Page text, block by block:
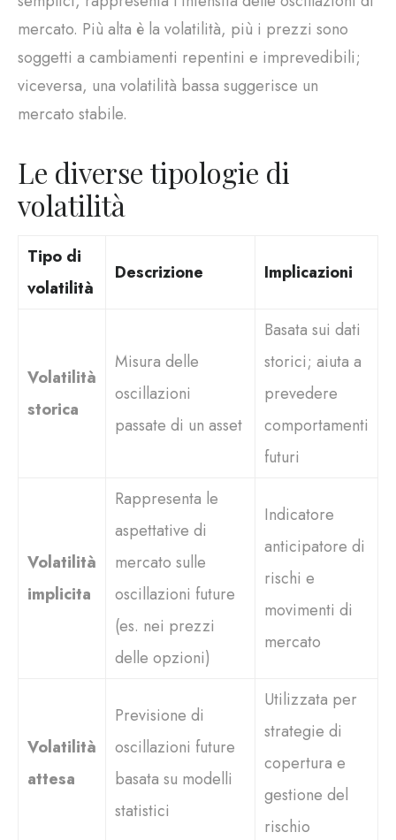
mercato. Più alta è la volatilità, più i prezzi sono
soggetti a cambiamenti repentini e imprevedibili;
viceversa, una volatilità bassa suggerisce un
mercato stabile.
Le diverse tipologie di
volatilità
Tipo di
volatilità
Descrizione Implicazioni
Volatilità
storica
Misura delle
oscillazioni
passate di un asset
Basata sui dati
storici; aiuta a
prevedere
comportamenti
futuri
Volatilità
implicita
Rappresenta le
aspettative di
mercato sulle
oscillazioni future
(es. nei prezzi
delle opzioni)
Indicatore
anticipatore di
rischi e
movimenti di
mercato
Volatilità
attesa
Previsione di
oscillazioni future
basata su modelli
statistici
Utilizzata per
strategie di
copertura e
gestione del
rischio